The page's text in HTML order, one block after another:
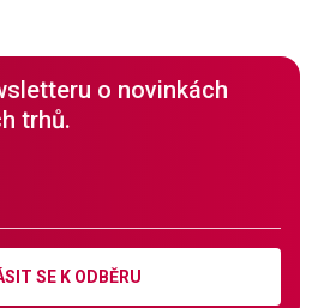
o novinkách
trhů.
SE K ODBĚRU